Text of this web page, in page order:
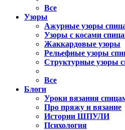
Все
Узоры
Ажурные узоры
Узоры с косами
Жаккардовые узоры
Рельефные узоры
Структурные узоры
Все
Блоги
Уроки вязания
Про пряжу и вязание
Истории ШПУЛИ
Психология